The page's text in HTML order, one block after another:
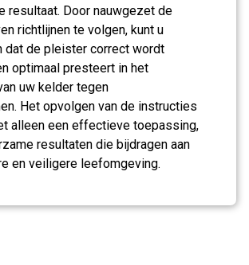
resultaat. Door nauwgezet de
richtlijnen te volgen, kunt u
dat de pleister correct wordt
optimaal presteert in het
uw kelder tegen
Het opvolgen van de instructies
alleen een effectieve toepassing,
resultaten die bijdragen aan
en veiligere leefomgeving.